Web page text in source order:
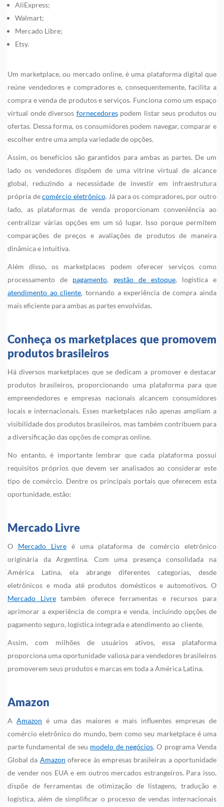
AliExpress;
Walmart;
Mercado Libre;
Etsy.
Um marketplace, ou mercado online, é uma plataforma digital que
reúne vendedores e compradores e, consequentemente, facilita a
compra e venda de produtos e serviços. Funciona como um espaço
virtual onde diversos fornecedorespodem listar seus produtos ou
ofertas. Dessa forma, os consumidores podem navegar, comparar e
escolher entre uma ampla variedade de opções.
Assim, os benefícios são garantidos para ambas as partes. De um
lado os vendedores dispõem de uma vitrine virtual de alcance
global, reduzindo a necessidade de investir em infraestrutura
própria decomércio eletrônico. Já para os compradores, por outro
lado, as plataformas de venda proporcionam conveniência ao
centralizar várias opções em um só lugar. Isso porque permitem
comparações de preços e avaliações de produtos de maneira
dinâmica e intuitiva.
Além disso, os marketplaces podem oferecer serviços como
processamento de pagamento, gestão de estoque, logística e
atendimento ao cliente, tornando a experiência de compra ainda
mais eficiente para ambas as partes envolvidas.
Conheça os marketplaces que promovem
produtos brasileiros
Há diversos marketplaces que se dedicam a promover e destacar
produtos brasileiros, proporcionando uma plataforma para que
empreendedores e empresas nacionais alcancem consumidores
locais e internacionais. Esses marketplaces não apenas ampliam a
visibilidade dos produtos brasileiros, mas também contribuem para
a diversificação das opções de compras online.
No entanto, é importante lembrar que cada plataforma possui
requisitos próprios que devem ser analisados ao considerar este
tipo de comércio. Dentre os principais portais que oferecem esta
oportunidade, estão:
Mercado Livre
O Mercado Livreé uma plataforma de comércio eletrônico
originária da Argentina. Com uma presença consolidada na
América Latina, ela abrange diferentes categorias, desde
eletrônicos e moda até produtos domésticos e automotivos. O
Mercado Livretambém oferece ferramentas e recursos para
aprimorar a experiência de compra e venda, incluindo opções de
pagamento seguro, logística integrada e atendimento ao cliente.
Assim, com milhões de usuários ativos, essa plataforma
proporciona uma oportunidade valiosa para vendedores brasileiros
promoverem seus produtos e marcas em toda a América Latina.
Amazon
AAmazon é uma das maiores e mais influentes empresas de
comércio eletrônico do mundo, bem como seu marketplace é uma
parte fundamental de seu modelo de negócios. O programa Venda
Global da Amazon oferece às empresas brasileiras a oportunidade
de vender nos EUA e em outros mercados estrangeiros. Para isso,
dispõe de ferramentas de otimização de listagens, tradução e
logística, além de simplificar o processo de vendas internacionais